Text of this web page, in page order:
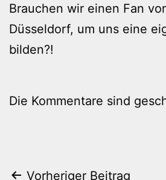
Brauchen wir einen Fan
Düsseldorf, um uns eine
bilden?!
Die Kommentare sind
Vorheriger Beitrag